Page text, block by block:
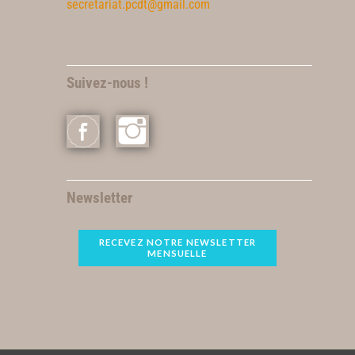
secretariat.pcdt@gmail.com
Suivez-nous !
Newsletter
RECEVEZ NOTRE NEWSLETTER
MENSUELLE